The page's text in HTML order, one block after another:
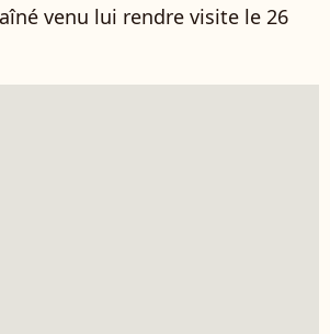
venu lui rendre visite le 26